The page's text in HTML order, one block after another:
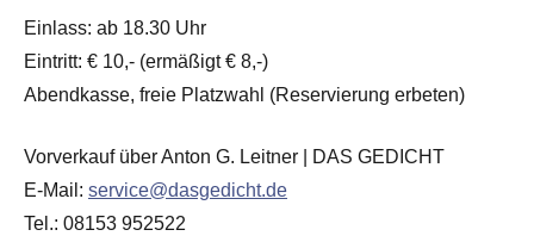
Einlass: ab 18.30 Uhr
Eintritt: € 10,- (ermäßigt € 8,-)
Abendkasse, freie Platzwahl (Reservierung erbeten)
Vorverkauf über Anton G. Leitner | DAS GEDICHT
E-Mail: service@dasgedicht.de
Tel.: 08153 952522